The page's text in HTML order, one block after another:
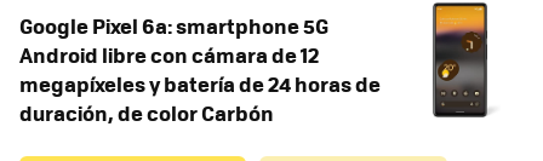
Google Pixel 6a: smartphone 5G
Android libre con cámara de 12
megapíxeles y batería de 24 horas de
duración, de color Carbón